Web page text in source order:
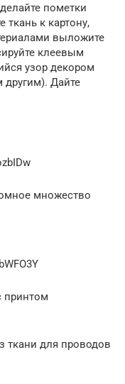
пометки
к картону,
выложите
клеевым
узор декором
Дайте
множество
принтом
ткани для проводов